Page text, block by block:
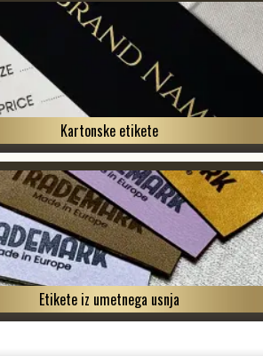
Kartonske etikete
Etikete iz umetnega usnja